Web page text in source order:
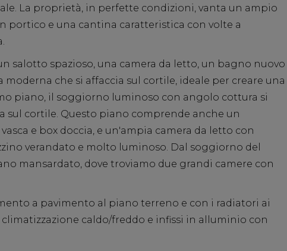
La proprietà, in perfette condizioni, vanta un ampio
portico e una cantina caratteristica con volte a
salotto spazioso, una camera da letto, un bagno nuovo
moderna che si affaccia sul cortile, ideale per creare una
piano, il soggiorno luminoso con angolo cottura si
sul cortile. Questo piano comprende anche un
e box doccia, e un'ampia camera da letto con
verandato e molto luminoso. Dal soggiorno del
mansardato, dove troviamo due grandi camere con
a pavimento al piano terreno e con i radiatori ai
caldo/freddo e infissi in alluminio con